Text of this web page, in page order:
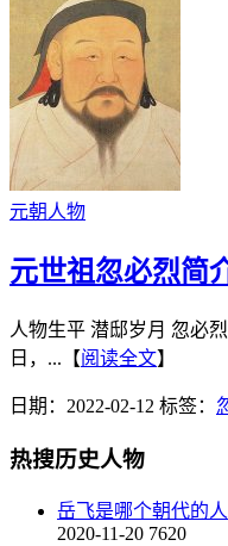
元朝人物
元世祖忽必烈简
人物生平 潜邸岁月 忽必
日，...【阅读全文】
日期：2022-02-12 标签：
热搜历史人物
岳飞是哪个朝代的
2020-11-20 7620